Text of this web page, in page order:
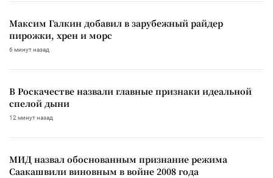
Максим Галкин добавил в зарубежный райдер
пирожки, хрен и морс
6 минут назад
В Роскачестве назвали главные признаки идеальной
спелой дыни
12 минут назад
МИД назвал обоснованным признание режима
Саакашвили виновным в войне 2008 года